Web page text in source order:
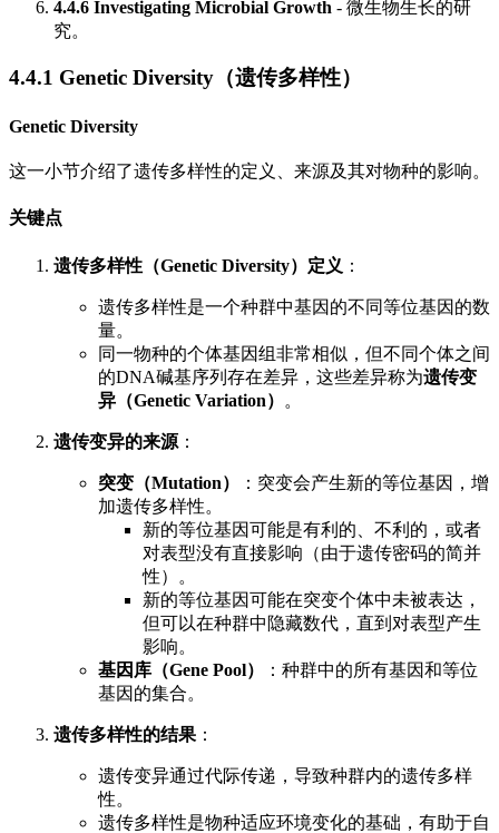
4.4.6 Investigating Microbial Growth - 微生物生长的研
究。
4.4.1 Genetic Diversity（遗传多样性）
Genetic Diversity
这一小节介绍了遗传多样性的定义、来源及其对物种的影响。
关键点
遗传多样性（Genetic Diversity）定义 ：
遗传多样性是一个种群中基因的不同等位基因的数
量。
同一物种的个体基因组非常相似，但不同个体之间
的DNA碱基序列存在差异，这些差异称为遗传变
异（Genetic Variation）
。
遗传变异的来源 ：
突变（Mutation）
：突变会产生新的等位基因，增
加遗传多样性。
新的等位基因可能是有利的、不利的，或者
对表型没有直接影响（由于遗传密码的简并
性）。
新的等位基因可能在突变个体中未被表达，
但可以在种群中隐藏数代，直到对表型产生
影响。
基因库（Gene Pool）
：种群中的所有基因和等位
基因的集合。
遗传多样性的结果 ：
遗传变异通过代际传递，导致种群内的遗传多样
性。
遗传多样性是物种适应环境变化的基础，有助于自